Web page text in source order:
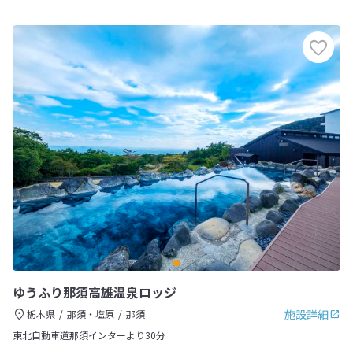
ゆうふり那須高雄温泉ロッジ
施設詳細
栃木県 那須・塩原
那須
東北自動車道那須インターより30分